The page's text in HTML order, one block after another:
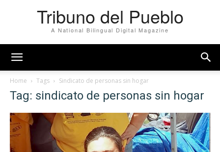
Tribuno del Pueblo
A National Bilingual Digital Magazine
Home Tags Sindicato de personas sin hogar
Tag: sindicato de personas sin hogar